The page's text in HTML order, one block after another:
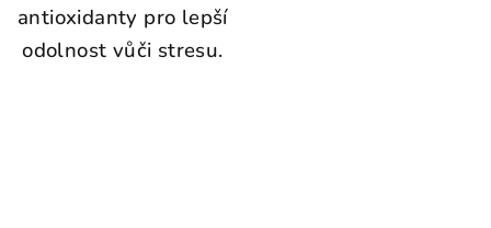
antioxidanty pro lepší
odolnost vůči stresu.